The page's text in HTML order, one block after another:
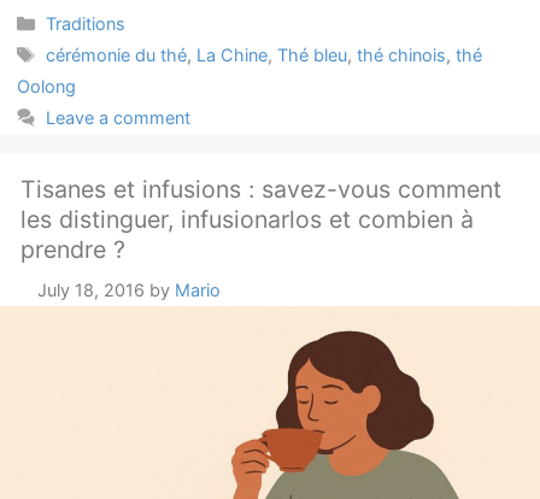
Categories
Traditions
Tags
cérémonie du thé, La Chine, Thé bleu, thé chinois, thé
Oolong
Leave a comment
Tisanes et infusions : savez-vous comment
les distinguer, infusionarlos et combien à
prendre ?
July 18, 2016 by Mario